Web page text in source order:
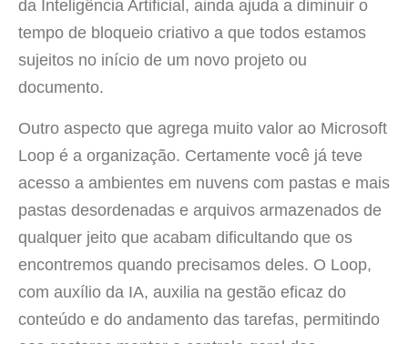
da Inteligência Artificial, ainda ajuda a diminuir o
tempo de bloqueio criativo a que todos estamos
sujeitos no início de um novo projeto ou
documento.
Outro aspecto que agrega muito valor ao Microsoft
Loop é a organização. Certamente você já teve
acesso a ambientes em nuvens com pastas e mais
pastas desordenadas e arquivos armazenados de
qualquer jeito que acabam dificultando que os
encontremos quando precisamos deles. O Loop,
com auxílio da IA, auxilia na gestão eficaz do
conteúdo e do andamento das tarefas, permitindo